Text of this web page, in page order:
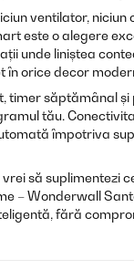
ventilator,
este o alegere
unde liniștea
în orice decor
timer săptămânal
tău.
împotriva
să suplimentezi
– Wonderwall
fără